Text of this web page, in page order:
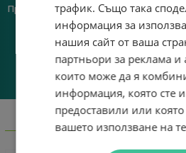
Предлагаме различни методи
на плащане, включително
възможност за плащане с
криптовалута.
трафик. Също така
информация за
нашия сайт от ваша
партньори за реклама и
които може да я
информация, която сте
предоставили или
вашето използване на